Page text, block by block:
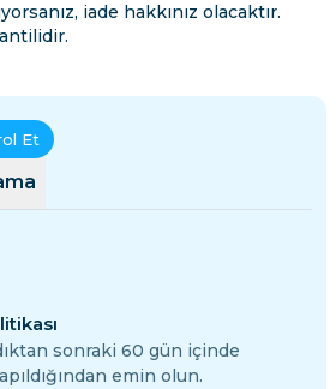
iade hakkınız olacaktır.
Et
sonraki 60 gün içinde
emin olun.